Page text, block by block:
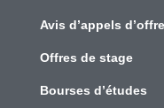
Avis d’appels
Offres de stage
Bourses d’études